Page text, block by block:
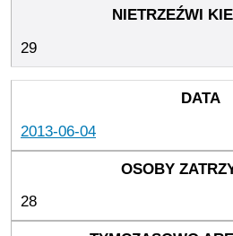
29
2013-06-04
28